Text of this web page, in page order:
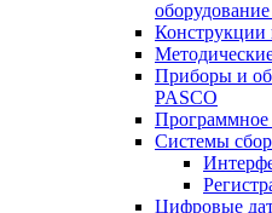
Конструкции
Приборы и
PASCO
Программное
Системы
Цифровые